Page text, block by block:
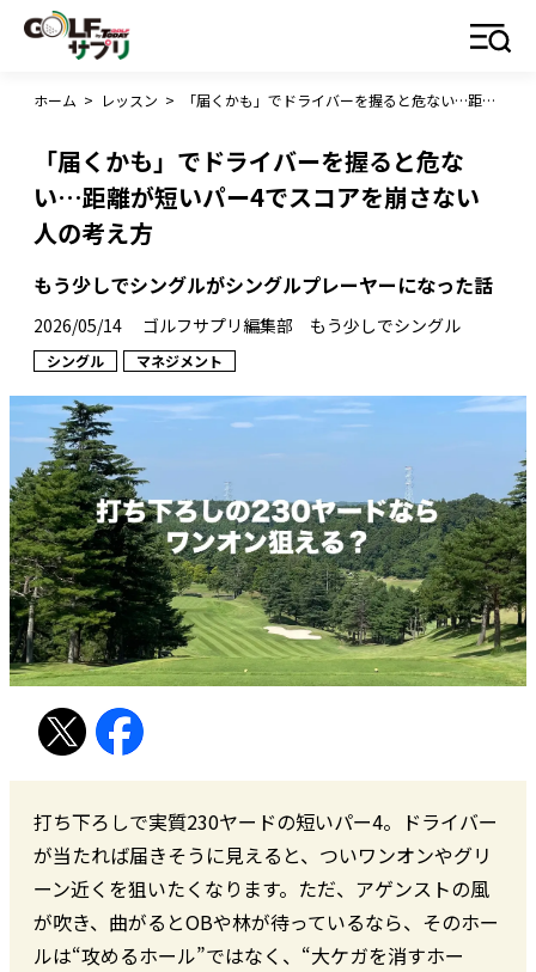
ホーム > レッスン > 「届くかも」でドライバーを握ると危ない…距離が短いパー4でスコアを崩さない人の考え方
「届くかも」でドライバーを握ると危な
い…距離が短いパー4でスコアを崩さない
人の考え方
もう少しでシングルがシングルプレーヤーになった話
2026/05/14 ゴルフサプリ編集部 もう少しでシングル
シングル マネジメント
打ち下ろしで実質230ヤードの短いパー4。ドライバー
が当たれば届きそうに見えると、ついワンオンやグリ
ーン近くを狙いたくなります。ただ、アゲンストの風
が吹き、曲がるとOBや林が待っているなら、そのホー
ルは“攻めるホール”ではなく、“大ケガを消すホー